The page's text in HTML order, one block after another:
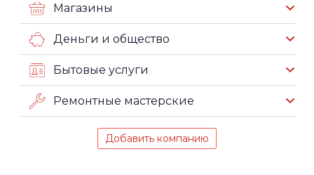
Магазины
Деньги и общество
Бытовые услуги
Ремонтные мастерские
Добавить компанию